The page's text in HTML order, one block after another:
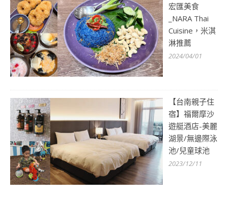
宏匯美食
_NARA Thai
Cuisine，米淇
淋推薦
2024/04/01
【台南親子住
宿】福爾摩沙
遊艇酒店-美麗
湖景/無邊際泳
池/兒童球池
2023/12/11